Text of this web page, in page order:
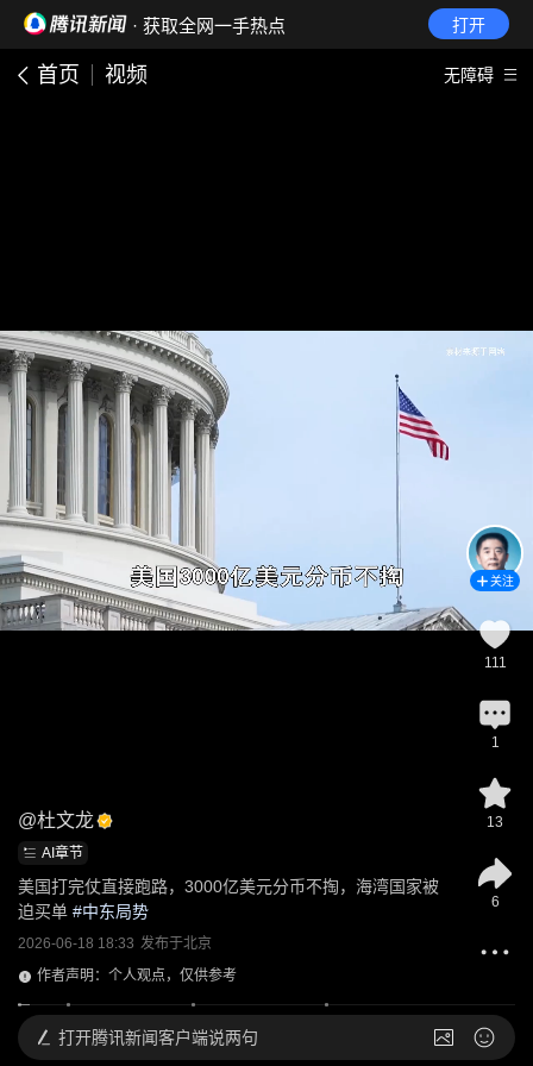
· 获取全网一手热点 打开
首页 视频 无障碍
@杜文龙
AI章节
美国打完仗直接跑路，3000亿美元分币不掏，海湾国家被
迫买单 #中东局势
2026-06-18 18:33 发布于北京
作者声明：个人观点，仅供参考
关注
111
1
13
6
打开腾讯新闻客户端说两句